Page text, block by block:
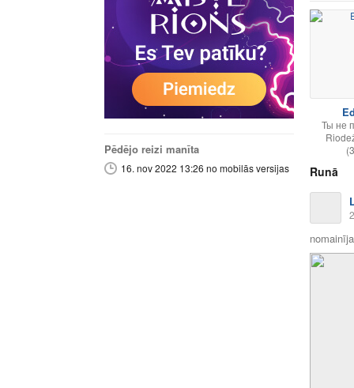
Pēdējo reizi manīta
16. nov 2022 13:26 no mobilās versijas
Ты не
Runā